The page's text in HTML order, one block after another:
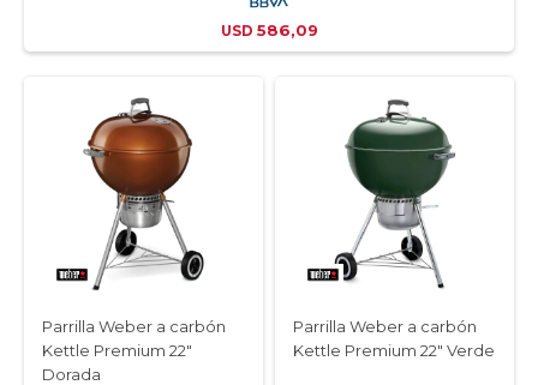
USD 586,09
Parrilla Weber a carbón
Kettle Premium 22"
Dorada
Parrilla Weber a carbón
Kettle Premium 22″ Verde